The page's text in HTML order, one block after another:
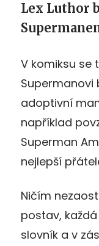
Lex Luthor
V komiksu se
Supermanovi
adoptivní
například
Superman
nejlepší
Ničím
postav,
slovník a v